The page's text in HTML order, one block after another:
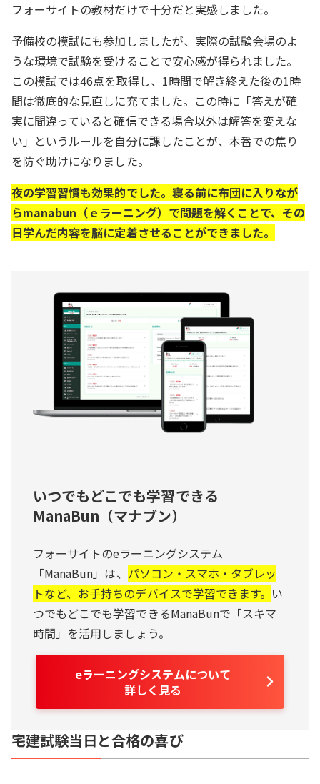
フォーサイトの教材だけで十分だと実感しました。
予備校の模試にも参加しましたが、実際の試験会場のよ
うな環境で試験を受けることで安心感が得られました。
この模試では46点を取得し、1時間で解き終えた後の1時
間は徹底的な見直しに充てました。この時に「答えが確
実に間違っていると確信できる場合以外は解答を変えな
い」というルールを自分に課したことが、本番での焦り
を防ぐ助けになりました。
夜の学習習慣も効果的でした。寝る前に布団に入りなが
らmanabun（ｅラーニング）で問題を解くことで、その
日学んだ内容を脳に定着させることができました。
いつでもどこでも学習できる
ManaBun（マナブン）
フォーサイトのeラーニングシステム
「ManaBun」は、 パソコン・スマホ・タブレッ
トなど、お手持ちのデバイスで学習できます。 い
つでもどこでも学習できるManaBunで「スキマ
時間」を活用しましょう。
eラーニングシステムについて
詳しく見る
宅建試験当日と合格の喜び